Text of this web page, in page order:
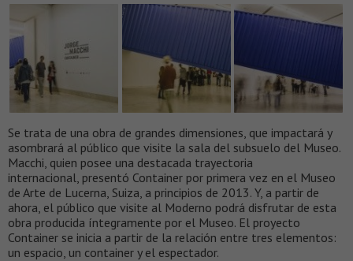
Se trata de una obra de grandes dimensiones, que impactará y
asombrará al público que visite la sala del subsuelo del Museo.
Macchi, quien posee una destacada trayectoria
internacional, presentó Container por primera vez en el Museo
de Arte de Lucerna, Suiza, a principios de 2013. Y, a partir de
ahora, el público que visite al Moderno podrá disfrutar de esta
obra producida íntegramente por el Museo. El proyecto
Container se inicia a partir de la relación entre tres elementos:
un espacio, un container y el espectador.